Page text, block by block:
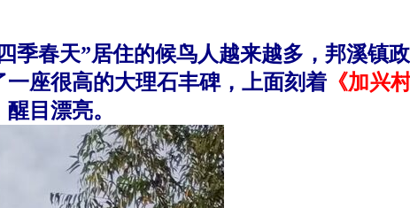
四季春天”居住的候鸟人越来越多，邦溪镇
一座很高的大理石丰碑， 上面刻着 《加兴
目漂亮。